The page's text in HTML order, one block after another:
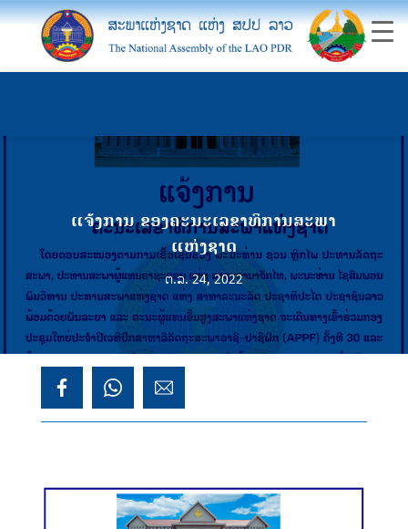
ແຈ້ງການ ຂອງຄະນະເລຂາທິການສະພາ
ແຫ່ງຊາດ
ຕ.ລ. 24, 2022